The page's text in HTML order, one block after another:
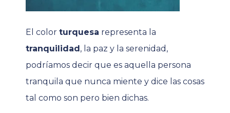
El color turquesa representa la
tranquilidad, la paz y la serenidad,
podríamos decir que es aquella persona
tranquila que nunca miente y dice las cosas
tal como son pero bien dichas.